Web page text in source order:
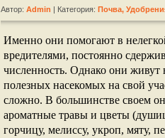
Автор: Admin | Категория: Почва,
Именно они помогают в
вредителями, постоянно
численность. Однако они живут
полезных насекомых на свой
сложно. В большинстве своем
ароматные травы и цветы (
горчицу, мелиссу, укроп, мяту,